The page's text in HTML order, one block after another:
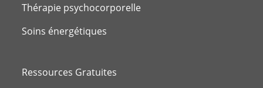
Thérapie psychocorporelle
Soins énergétiques
Ressources Gratuites